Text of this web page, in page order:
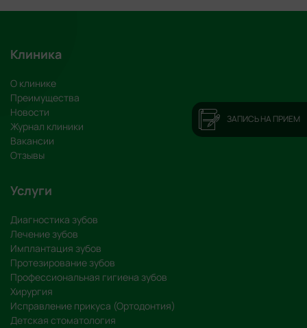
ЗАПИСЬ НА ПРИЕМ
Клиника
О клинике
Преимущества
Новости
Журнал клиники
Вакансии
Отзывы
Услуги
Диагностика зубов
Лечение зубов
Имплантация зубов
Протезирование зубов
Профессиональная гигиена зубов
Хирургия
Исправление прикуса (Ортодонтия)
Детская стоматология